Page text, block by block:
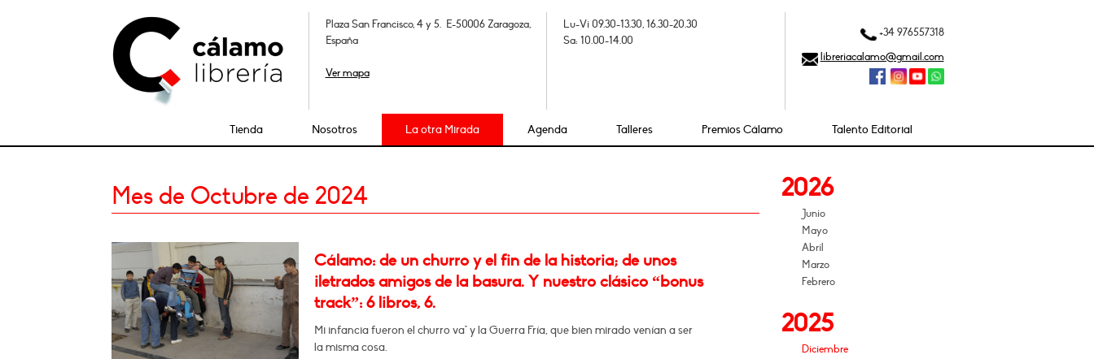
Plaza San Francisco, 4 y 5. E-50006 Zaragoza,
España
Ver mapa
Lu-Vi 09.30-13.30, 16.30-20.30
Sa: 10.00-14.00
+34 976557318
libreriacalamo@gmail.com
Tienda Nosotros La otra Mirada Agenda Talleres Premios Cálamo Talento Editorial
Mes de Octubre de 2024
Cálamo: de un churro y el fin de la historia; de unos
iletrados amigos de la basura. Y nuestro clásico “bonus
track”: 6 libros, 6.
Mi infancia fueron el churro va* y la Guerra Fría, que bien mirado venían a ser
la misma cosa.
2026
Junio
Mayo
Abril
Marzo
Febrero
2025
Diciembre